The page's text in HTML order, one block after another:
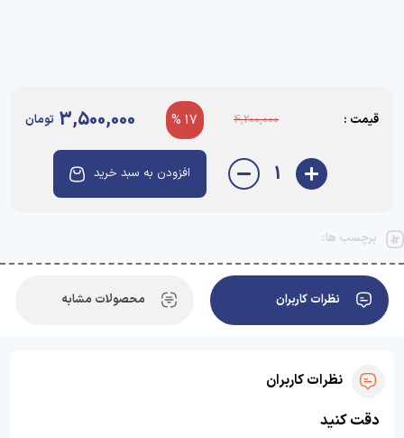
قیمت : 4,200,000
17 %
3,500,000 تومان
1 افزودن به سبد خرید
برچسب ها:
نظرات کاربران محصولات مشابه
نظرات کاربران
دقت کنید